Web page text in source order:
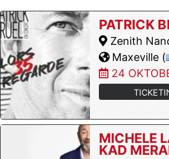
PATRICK
Zenith
Maxeville (
24
MICHELE
KAD